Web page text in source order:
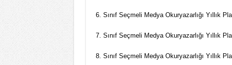
6. Sınıf Seçmeli Medya Okuryazarlığı Yıllık
7. Sınıf Seçmeli Medya Okuryazarlığı Yıllık
8. Sınıf Seçmeli Medya Okuryazarlığı Yıllık